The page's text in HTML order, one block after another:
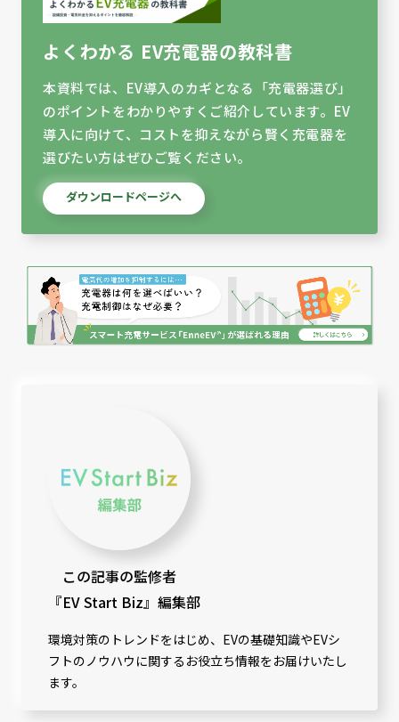
よくわかる EV充電器の教科書
本資料では、EV導入のカギとなる「充電器選び」
のポイントをわかりやすくご紹介しています。EV
導入に向けて、コストを抑えながら賢く充電器を
選びたい方はぜひご覧ください。
ダウンロードページへ
この記事の監修者
『EV Start Biz』編集部
環境対策のトレンドをはじめ、EVの基礎知識やEVシ
フトのノウハウに関するお役立ち情報をお届けいたし
ます。